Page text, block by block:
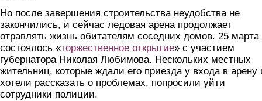
Но после завершения строительства неудобства не
закончились, и сейчас ледовая арена продолжает
отравлять жизнь обитателям соседних домов. 25 марта
состоялось «торжественное открытие» с участием
губернатора Николая Любимова. Нескольких местных
жительниц, которые ждали его приезда у входа в арену
хотели рассказать о проблемах, попросили уйти
сотрудники полиции.